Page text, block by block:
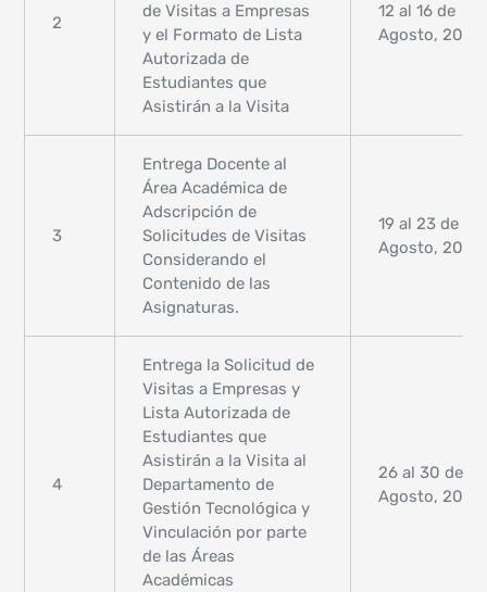
2
de Visitas a Empresas
y el Formato de Lista
Autorizada de
Estudiantes que
Asistirán a la Visita
12 al 16 de
Agosto, 2024
3
Entrega Docente al
Área Académica de
Adscripción de
Solicitudes de Visitas
Considerando el
Contenido de las
Asignaturas.
19 al 23 de
Agosto, 2024
4
Entrega la Solicitud de
Visitas a Empresas y
Lista Autorizada de
Estudiantes que
Asistirán a la Visita al
Departamento de
Gestión Tecnológica y
Vinculación por parte
de las Áreas
Académicas
26 al 30 de
Agosto, 2024